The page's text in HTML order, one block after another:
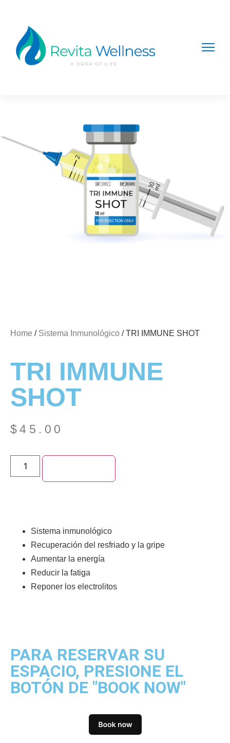
Home/ Sistema Inmunológico / TRI IMMUNE SHOT
Home / Sistema Inmunológico / TRI IMMUNE SHOT
TRI IMMUNE
SHOT
$45.00
Sistema inmunológico
Recuperación del resfriado y la gripe
Aumentar la energía
Reducir la fatiga
Reponer los electrolitos
PARA RESERVAR SU
ESPACIO, PRESIONE EL
BOTÓN DE "BOOK NOW"